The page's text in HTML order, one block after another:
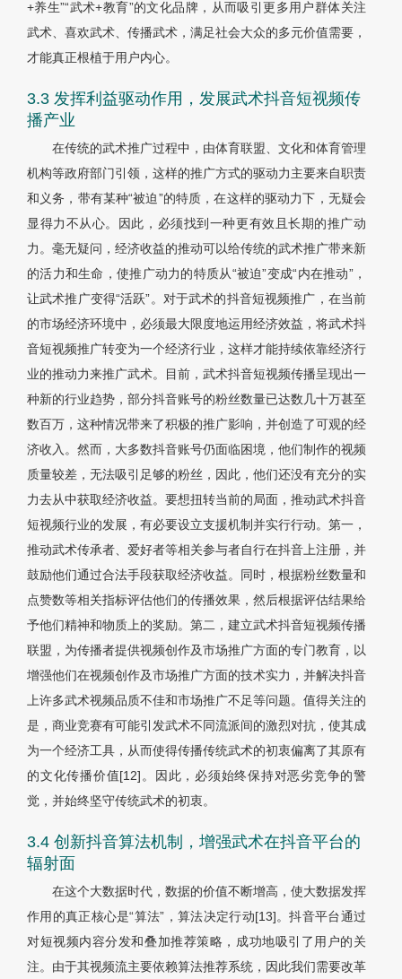
+养生”“武术+教育”的文化品牌，从而吸引更多用户群体关注
武术、喜欢武术、传播武术，满足社会大众的多元价值需要，
才能真正根植于用户内心。
3.3 发挥利益驱动作用，发展武术抖音短视频传
播产业
在传统的武术推广过程中，由体育联盟、文化和体育管理
机构等政府部门引领，这样的推广方式的驱动力主要来自职责
和义务，带有某种“被迫”的特质，在这样的驱动力下，无疑会
显得力不从心。因此，必须找到一种更有效且长期的推广动
力。毫无疑问，经济收益的推动可以给传统的武术推广带来新
的活力和生命，使推广动力的特质从“被迫”变成“内在推动”，
让武术推广变得“活跃”。对于武术的抖音短视频推广，在当前
的市场经济环境中，必须最大限度地运用经济效益，将武术抖
音短视频推广转变为一个经济行业，这样才能持续依靠经济行
业的推动力来推广武术。目前，武术抖音短视频传播呈现出一
种新的行业趋势，部分抖音账号的粉丝数量已达数几十万甚至
数百万，这种情况带来了积极的推广影响，并创造了可观的经
济收入。然而，大多数抖音账号仍面临困境，他们制作的视频
质量较差，无法吸引足够的粉丝，因此，他们还没有充分的实
力去从中获取经济收益。要想扭转当前的局面，推动武术抖音
短视频行业的发展，有必要设立支援机制并实行行动。第一，
推动武术传承者、爱好者等相关参与者自行在抖音上注册，并
鼓励他们通过合法手段获取经济收益。同时，根据粉丝数量和
点赞数等相关指标评估他们的传播效果，然后根据评估结果给
予他们精神和物质上的奖励。第二，建立武术抖音短视频传播
联盟，为传播者提供视频创作及市场推广方面的专门教育，以
增强他们在视频创作及市场推广方面的技术实力，并解决抖音
上许多武术视频品质不佳和市场推广不足等问题。值得关注的
是，商业竞赛有可能引发武术不同流派间的激烈对抗，使其成
为一个经济工具，从而使得传播传统武术的初衷偏离了其原有
的文化传播价值[12]。因此，必须始终保持对恶劣竞争的警
觉，并始终坚守传统武术的初衷。
3.4 创新抖音算法机制，增强武术在抖音平台的
辐射面
在这个大数据时代，数据的价值不断增高，使大数据发挥
作用的真正核心是“算法”，算法决定行动[13]。抖音平台通过
对短视频内容分发和叠加推荐策略，成功地吸引了用户的关
注。由于其视频流主要依赖算法推荐系统，因此我们需要改革